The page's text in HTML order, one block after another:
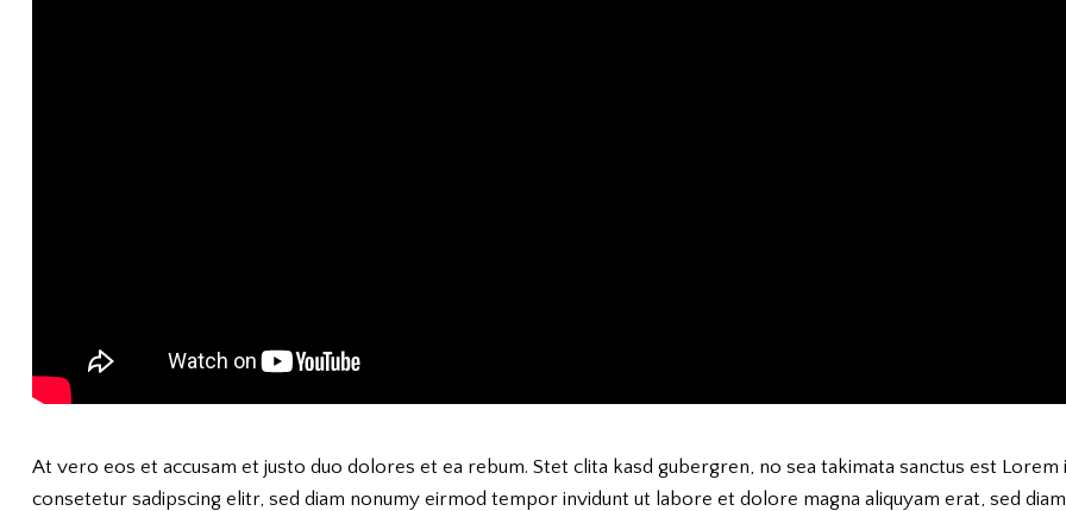
At vero eos et accusam et justo duo dolores et ea rebum. Stet clita kasd gubergren, no sea takimata sanctus est
consetetur sadipscing elitr, sed diam nonumy eirmod tempor invidunt ut labore et dolore magna aliquyam erat, sed